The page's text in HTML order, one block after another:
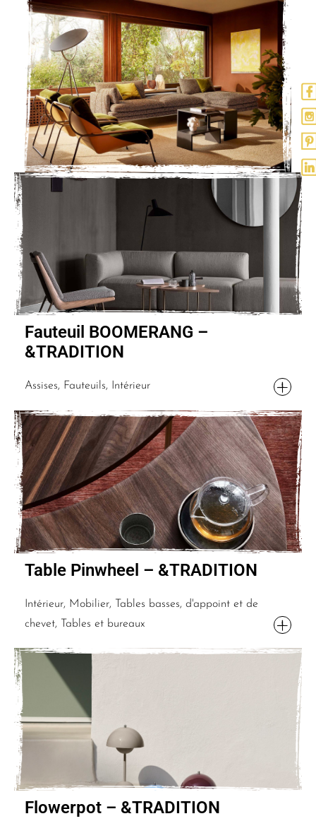
Fauteuil BOOMERANG –
&TRADITION
Assises, Fauteuils, Intérieur
Table Pinwheel – &TRADITION
Intérieur, Mobilier, Tables basses, d'appoint et de
chevet, Tables et bureaux
Flowerpot – &TRADITION